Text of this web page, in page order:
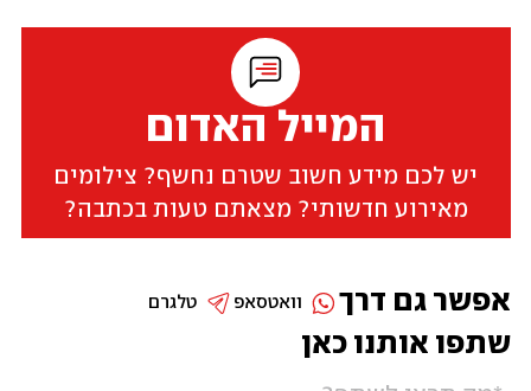
המייל האדום
יש לכם מידע חשוב שטרם נחשף? צילומים
מאירוע חדשותי? מצאתם טעות בכתבה?
שתפו אותנו כאן
אפשר גם דרך טלגרם וואטסאפ